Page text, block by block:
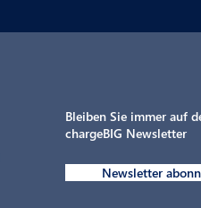
Bleiben Sie immer auf
chargeBIG Newsletter
Newsletter